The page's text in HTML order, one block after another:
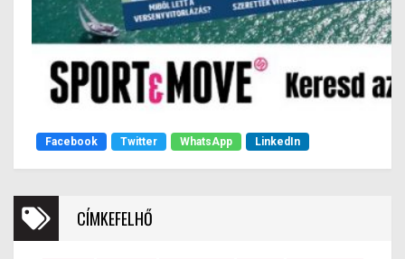
Facebook Twitter WhatsApp LinkedIn
CÍMKEFELHŐ